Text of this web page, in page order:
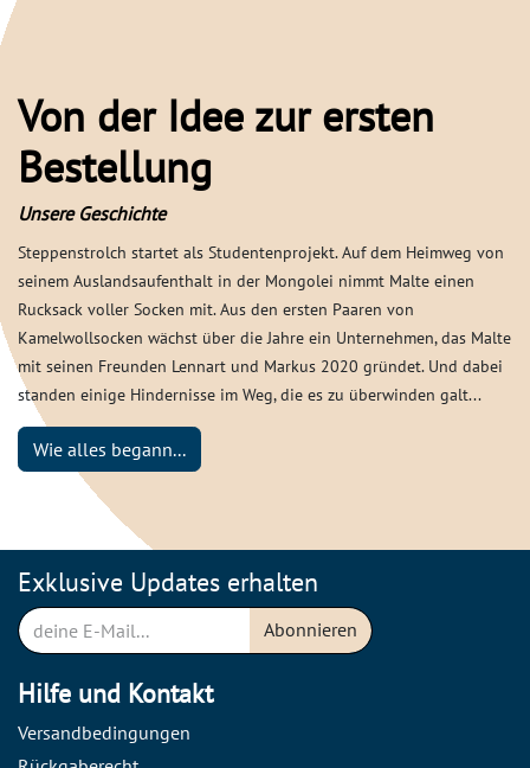
Von der Idee zur ersten
Bestellung
Unsere Geschichte
Steppenstrolch startet als Studentenprojekt. Auf dem Heimweg von
seinem Auslandsaufenthalt in der Mongolei nimmt Malte einen
Rucksack voller Socken mit. Aus den ersten Paaren von
Kamelwollsocken wächst über die Jahre ein Unternehmen, das Malte
mit seinen Freunden Lennart und Markus 2020 gründet. Und dabei
standen einige Hindernisse im Weg, die es zu überwinden galt...
Wie alles begann...
Hilfe und Kontakt
Versandbedingungen
Exklusive Updates erhalten
Abonnieren